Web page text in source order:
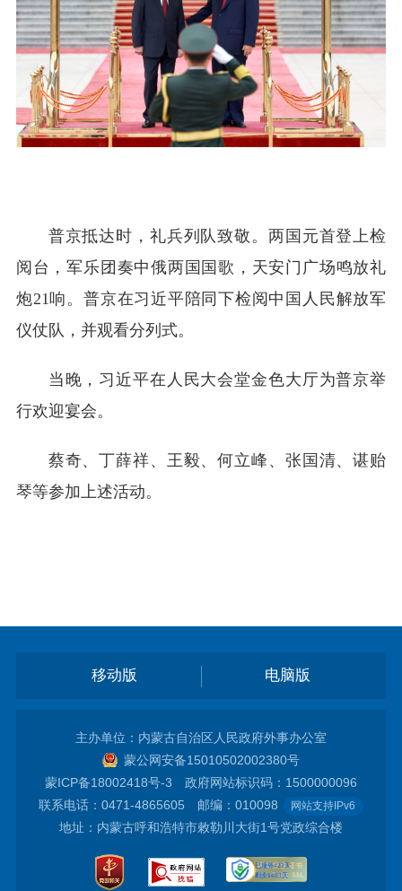
普京抵达时，礼兵列队致敬。两国元首登上检
阅台，军乐团奏中俄两国国歌，天安门广场鸣放礼
炮21响。普京在习近平陪同下检阅中国人民解放军
仪仗队，并观看分列式。
当晚，习近平在人民大会堂金色大厅为普京举
行欢迎宴会。
蔡奇、丁薛祥、王毅、何立峰、张国清、谌贻
琴等参加上述活动。
移动版 电脑版
主办单位：内蒙古自治区人民政府外事办公室
蒙公网安备15010502002380号
蒙ICP备18002418号-3 政府网站标识码：1500000096
联系电话：0471-4865605 邮编：010098
网站支持IPv6
地址：内蒙古呼和浩特市敕勒川大街1号党政综合楼